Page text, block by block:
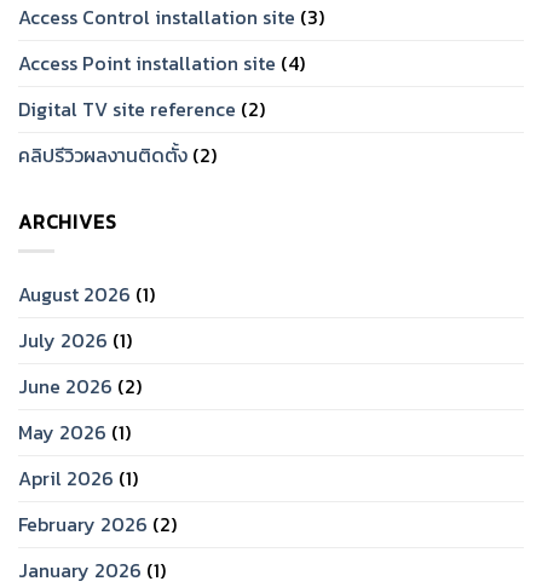
Access Control installation site (3)
Access Point installation site (4)
Digital TV site reference (2)
คลิปรีวิวผลงานติดตั้ง (2)
ARCHIVES
August 2026 (1)
July 2026 (1)
June 2026 (2)
May 2026 (1)
April 2026 (1)
February 2026 (2)
January 2026 (1)